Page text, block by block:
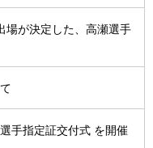
場が決定した、高瀬選手
手指定証交付式 を開催